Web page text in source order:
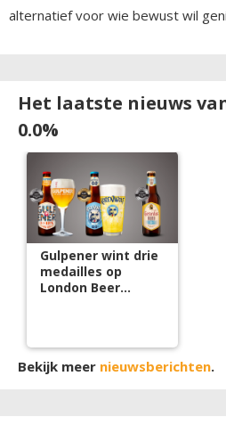
alternatief voor wie bewust wil
Het laatste nieuws
0.0%
Gulpener wint drie
medailles op
London Beer
Bekijk meer nieuwsberichten.